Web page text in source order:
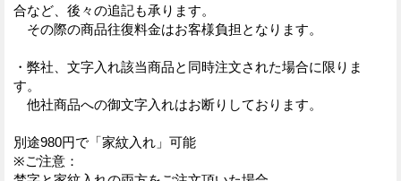
合など、後々の追記も承ります。
その際の商品往復料金はお客様負担となります。
・弊社、文字入れ該当商品と同時注文された場合に限りま
す。
他社商品への御文字入れはお断りしております。
別途980円で「家紋入れ」可能
※ご注意：